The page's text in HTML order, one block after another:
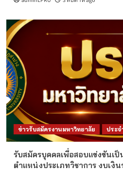
ข่าวรับสมัครงานมหาวิทยาลัย ประจ
รับสมัครบุคคลเพื่อสอบแข่งขันเ
ตำแหน่งประเภทวิชาการ งบเงิ